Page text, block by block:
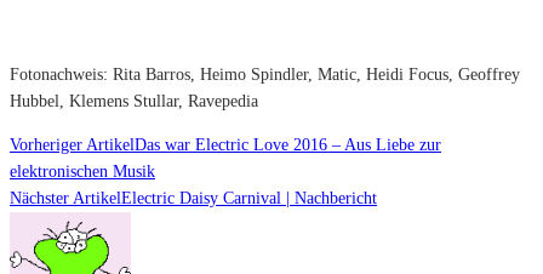
Fotonachweis: Rita Barros, Heimo Spindler, Matic, Heidi Focus, Geoffrey
Hubbel, Klemens Stullar, Ravepedia
Vorheriger ArtikelDas war Electric Love 2016 – Aus Liebe zur
elektronischen Musik
Nächster ArtikelElectric Daisy Carnival | Nachbericht